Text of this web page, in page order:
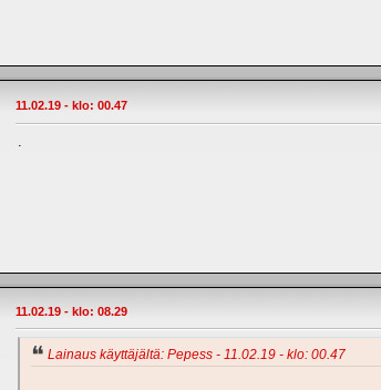
11.02.19 - klo: 00.47
.
11.02.19 - klo: 08.29
Lainaus käyttäjältä: Pepess - 11.02.19 - klo: 00.47